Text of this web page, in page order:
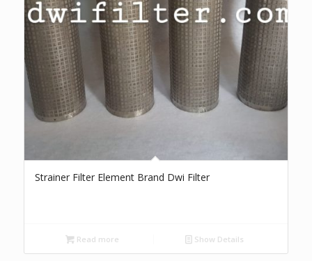
Strainer Filter Element Brand Dwi Filter
Read more Show Details